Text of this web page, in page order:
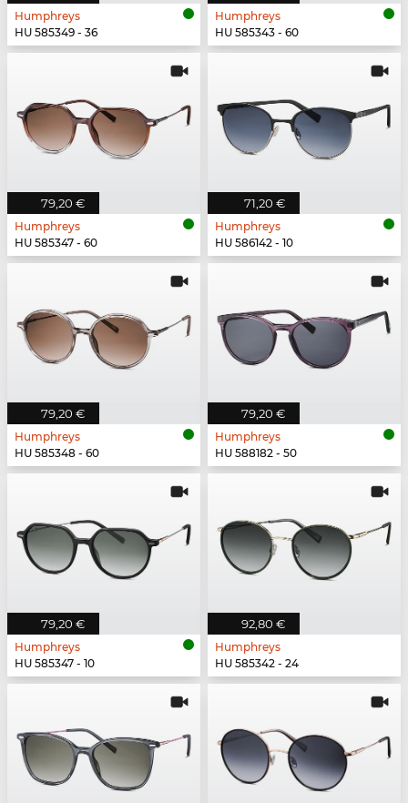
Humphreys
HU 585349 - 36
Humphreys
HU 585343 - 60
79,20 €
Humphreys
HU 585347 - 60
71,20 €
Humphreys
HU 586142 - 10
79,20 €
Humphreys
HU 585348 - 60
79,20 €
Humphreys
HU 588182 - 50
79,20 €
Humphreys
HU 585347 - 10
92,80 €
Humphreys
HU 585342 - 24